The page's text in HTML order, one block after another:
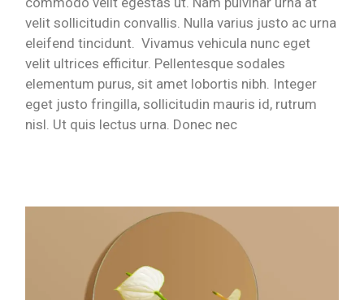
velit sollicitudin convallis. Nulla varius justo ac urna
eleifend tincidunt. Vivamus vehicula nunc eget
velit ultrices efficitur. Pellentesque sodales
elementum purus, sit amet lobortis nibh. Integer
eget justo fringilla, sollicitudin mauris id, rutrum
nisl. Ut quis lectus urna. Donec nec